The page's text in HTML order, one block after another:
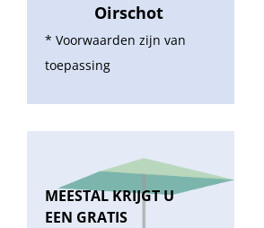
Oirschot
* Voorwaarden zijn van
toepassing
MEESTAL KRIJGT U
EEN GRATIS